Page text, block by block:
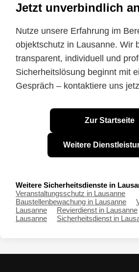
Jetzt unverbindlich
Nutze unsere Erfahrung im
objektschutz in Lausanne. Wir
transparent, individuell und
Sicherheitslösung beginnt mit
Gespräch – kontaktiere uns
Zur Startseite
Weitere
Weitere Sicherheitsdienste in
Veranstaltungsschutz in Lausanne
Baustellenbewachung in Lausanne
Lausanne
Revierdienst in Lausanne
Lausanne
Sicherheitsdienst in